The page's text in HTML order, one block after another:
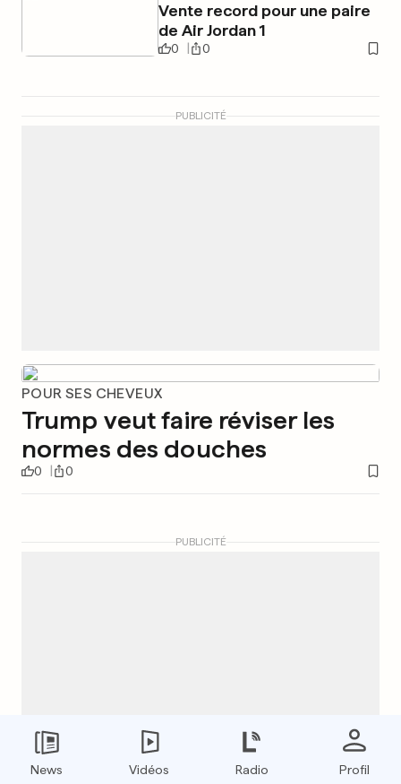
Vente record pour une paire
de Air Jordan 1
0 0
PUBLICITÉ
POUR SES CHEVEUX
Trump veut faire réviser les
normes des douches
0 0
PUBLICITÉ
News Vidéos Radio Profil